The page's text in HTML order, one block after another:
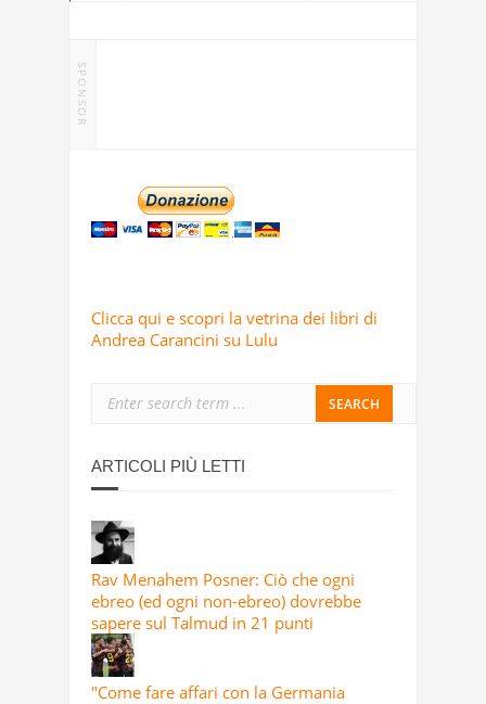
SPONSOR
Clicca qui e scopri la vetrina dei libri di
Andrea Carancini su Lulu
ARTICOLI PIÙ LETTI
Rav Menahem Posner: Ciò che ogni
ebreo (ed ogni non-ebreo) dovrebbe
sapere sul Talmud in 21 punti
"Come fare affari con la Germania